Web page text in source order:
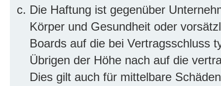
Die Haftung ist gegenüber
Körper und Gesundheit oder
Boards auf die bei Vertragsschluss
Übrigen der Höhe nach auf die
Dies gilt auch für mittelbare